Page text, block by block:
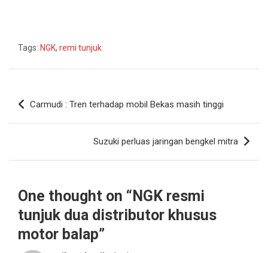
Tags: NGK, remi tunjuk
Navigasi
pos
Carmudi : Tren terhadap mobil Bekas masih tinggi
Suzuki perluas jaringan bengkel mitra
One thought on “ NGK resmi
tunjuk dua distributor khusus
motor balap”